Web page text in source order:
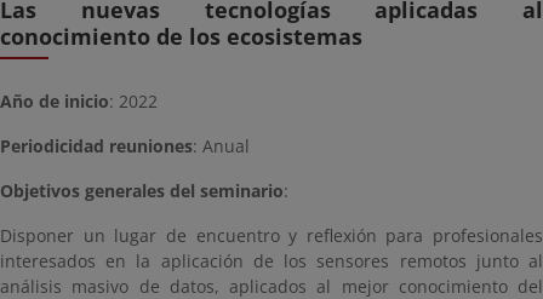
Las nuevas tecnologías aplicadas al
conocimiento de los ecosistemas
Año de inicio: 2022
Periodicidad reuniones: Anual
Objetivos generales del seminario:
Disponer un lugar de encuentro y reflexión para profesionales
interesados en la aplicación de los sensores remotos junto al
análisis masivo de datos, aplicados al mejor conocimiento del